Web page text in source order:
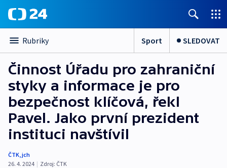
Rubriky Sport SLEDOVAT
Činnost Úřadu pro zahraniční
styky a informace je pro
bezpečnost klíčová, řekl
Pavel. Jako první prezident
instituci navštívil
ČTK,jch
26. 4. 2024 | Zdroj: ČTK